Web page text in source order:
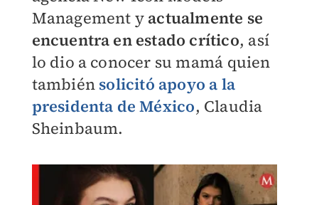
Management y actualmente se
encuentra en estado crítico, así
lo dio a conocer su mamá quien
también solicitó apoyo a la
presidenta de México, Claudia
Sheinbaum.